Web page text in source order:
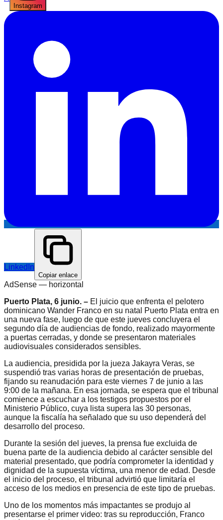
Instagram
LinkedIn
Copiar enlace
AdSense — horizontal
Puerto Plata, 6 junio. – El juicio que enfrenta el pelotero
dominicano Wander Franco en su natal Puerto Plata entra en
una nueva fase, luego de que este jueves concluyera el
segundo día de audiencias de fondo, realizado mayormente
a puertas cerradas, y donde se presentaron materiales
audiovisuales considerados sensibles.
La audiencia, presidida por la jueza Jakayra Veras, se
suspendió tras varias horas de presentación de pruebas,
fijando su reanudación para este viernes 7 de junio a las
9:00 de la mañana. En esa jornada, se espera que el tribunal
comience a escuchar a los testigos propuestos por el
Ministerio Público, cuya lista supera las 30 personas,
aunque la fiscalía ha señalado que su uso dependerá del
desarrollo del proceso.
Durante la sesión del jueves, la prensa fue excluida de
buena parte de la audiencia debido al carácter sensible del
material presentado, que podría comprometer la identidad y
dignidad de la supuesta víctima, una menor de edad. Desde
el inicio del proceso, el tribunal advirtió que limitaría el
acceso de los medios en presencia de este tipo de pruebas.
Uno de los momentos más impactantes se produjo al
presentarse el primer video: tras su reproducción, Franco